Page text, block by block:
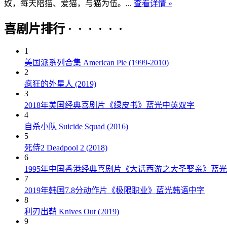
奴，每天陪猫、爱猫，与猫为伍。... 查看详情 »
喜剧片排行 · · · · · ·
1
美国派系列合集 American Pie (1999-2010)
2
疯狂的外星人 (2019)
3
2018年美国经典喜剧片《绿皮书》蓝光中英双字
4
自杀小队 Suicide Squad (2016)
5
死侍2 Deadpool 2 (2018)
6
1995年中国香港经典喜剧片《大话西游之大圣娶亲》蓝
7
2019年韩国7.8分动作片《极限职业》蓝光韩语中字
8
利刃出鞘 Knives Out (2019)
9